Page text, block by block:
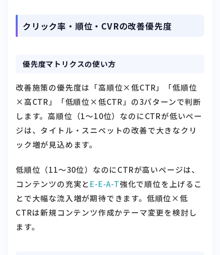
クリック率・順位・CVRの改善優先度
優先度マトリクスの使い方
改善施策の優先度は「高順位×低CTR」「低順位
×高CTR」「低順位×低CTR」の3パターンで判断
します。高順位（1〜10位）なのにCTRが低いペー
ジは、タイトル・スニペットの改善で大きなクリ
ック増が見込めます。
低順位（11〜30位）なのにCTRが高いページは、
コンテンツの充実とE-E-A-T強化で順位を上げるこ
とで大幅な流入増が期待できます。低順位×低
CTRは新規コンテンツ作成かテーマ変更を検討し
ます。